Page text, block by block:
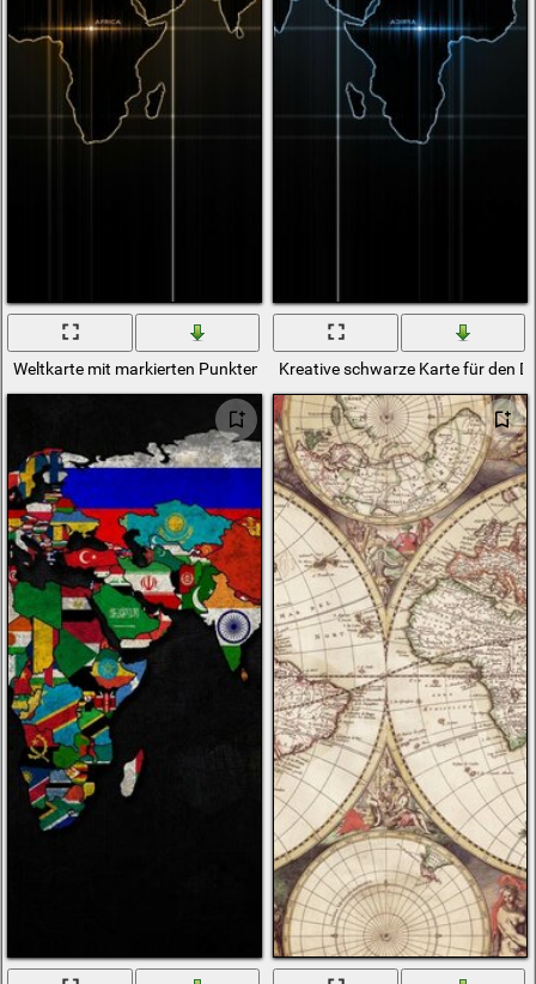
Weltkarte mit markierten Punkten von großen Städten. Karte der Erde
Kreative schwarze Karte für den